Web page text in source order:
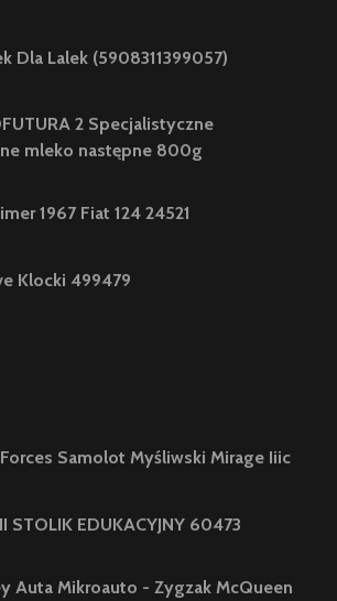
Dla Lalek (5908311399057)
2 Specjalistyczne
mleko następne 800g
1967 Fiat 124 24521
Klocki 499479
Samolot Myśliwski Mirage Iiic
STOLIK EDUKACYJNY 60473
Auta Mikroauto - Zygzak McQueen